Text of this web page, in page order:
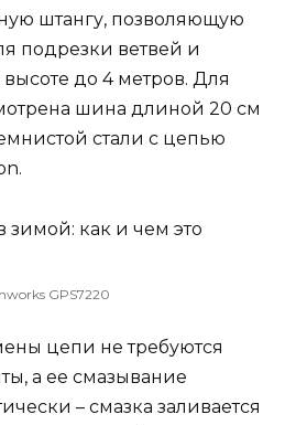
штангу, позволяющую
подрезки ветвей и
до 4 метров. Для
шина длиной 20 см
стали с цепью
GPS7220
цепи не требуются
а ее смазывание
– смазка заливается